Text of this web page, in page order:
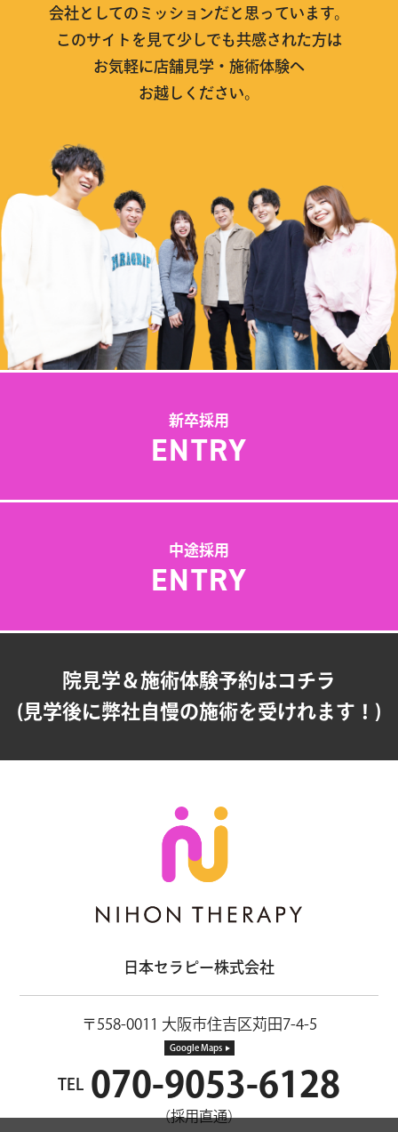
会社としてのミッションだと思っています。
このサイトを見て少しでも共感された方は
お気軽に店舗見学・施術体験へ
お越しください。
新卒採用
ENTRY
中途採用
ENTRY
院見学＆施術体験予約はコチラ
(見学後に弊社自慢の施術を受けれます！)
日本セラピー株式会社
〒558-0011 大阪市住吉区苅田7-4-5
Google Maps
TEL 070-9053-6128
（採用直通）